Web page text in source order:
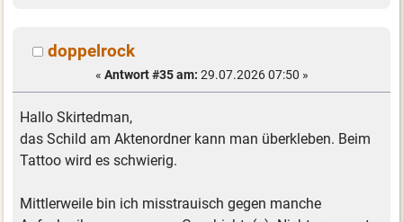
doppelrock
« Antwort #35 am: 29.07.2026 07:50 »
Hallo Skirtedman,
das Schild am Aktenordner kann man überkleben. Beim
Tattoo wird es schwierig.
Mittlerweile bin ich misstrauisch gegen manche